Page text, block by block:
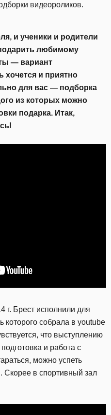
видеороликов.
и ученики и родители
любимому
— вариант
и приятно
для вас — подборка
из которых можно
подарка. Итак,
Брест исполнили для
которого собрала в youtube
что выступлению
и работа с
можно успеть
Скорее в спортивный зал